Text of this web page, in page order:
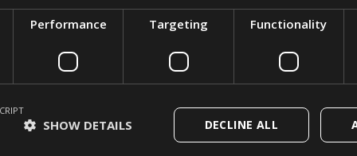
enklere å få oversikt over mapper, spørsmål og
behovet for dobbeltklikk, og sørger for at du raskere
kan du etablere mapper i tilknytning til
på den aktuelle forespørselen.
Performance Targeting Functionality
DECLINE ALL
SHOW DETAILS